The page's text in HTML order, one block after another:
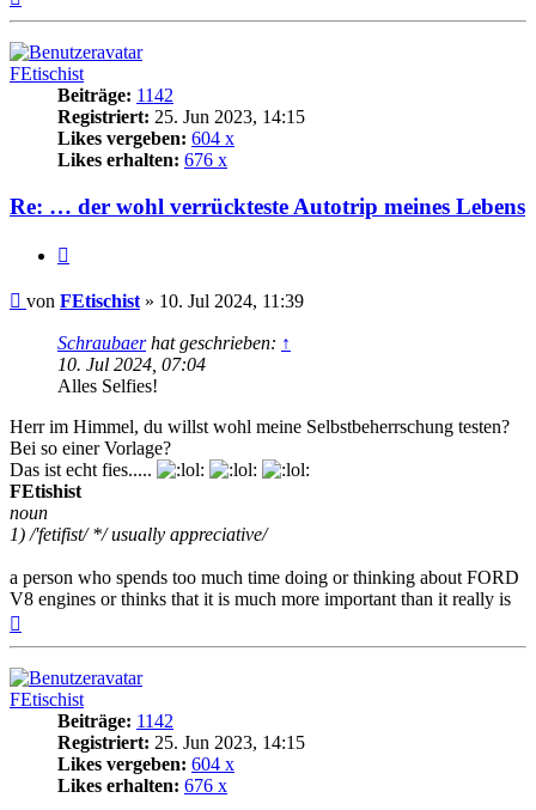
FEtischist
Beiträge: 1142
Registriert: 25. Jun 2023, 14:15
Likes vergeben: 604 x
Likes erhalten: 676 x
Re: … der wohl verrückteste Autotrip meines Lebens
Beitrag
von FEtischist» 10. Jul 2024, 11:39
Schraubaerhat geschrieben: ↑
10. Jul 2024, 07:04
Alles Selfies!
Herr im Himmel, du willst wohl meine Selbstbeherrschung testen?
Bei so einer Vorlage?
Das ist echt fies.....
FEtishist
noun
1) /'fetifist/ */ usually appreciative/
a person who spends too much time doing or thinking about FORD
V8 engines or thinks that it is much more important than it really is
oben
FEtischist
Beiträge: 1142
Registriert: 25. Jun 2023, 14:15
Likes vergeben: 604 x
Likes erhalten: 676 x